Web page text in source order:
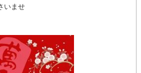
いませ